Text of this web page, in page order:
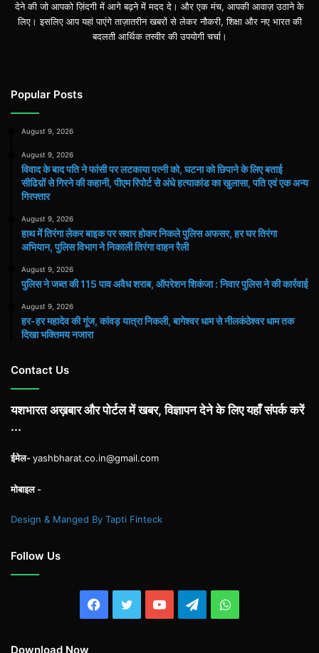
देने की जो आपको ज़िंदगी में आगे बढ़ने में मदद दे। और एक मंच, आपकी आवाज़ उठाने के
लिए। इसलिए आप यहां पाएंगे ताज़ातरीन खबरों से लेकर नौकरी, शिक्षा और नए भारत की
बदलती आर्थिक तस्वीर की उपयोगी चर्चा।
Popular Posts
August 9, 2026
August 9, 2026
विवाद के बाद पति ने फांसी पर लटकाया पत्नी को, घटना को छिपाने के लिए बताई
सीढिय़ों से गिरने की कहानी, पीएम रिपोर्ट से अंधे हत्याकांड का खुलासा, पति एवं एक अन्य
गिरफ्तार
August 9, 2026
हाथ मेंं तिरंगा लेकर बाइक पर सवार होकर निकले पुलिस अफसर, हर घर तिरंगा
अभियान, पुलिस विभाग ने निकाली तिरंगा वाहन रैली
August 9, 2026
पुलिस ने जब्त की 115 पाव अवैध शराब, ऑपरेशन शिकंजा : निवार पुलिस ने की कार्रवाई
August 9, 2026
हर-हर महादेव की गूंज, कांवड़ यात्रा निकली, बागेश्वर धाम से नीलकंठेश्वर धाम तक
दिखा भक्तिमय नजारा
Contact Us
यशभारत अख़बार और पोर्टल में खबर, विज्ञापन देने के लिए यहाँ संपर्क करें
...
ईमेल-yashbharat.co.in@gmail.com
मोबाइल -
Design & Manged By Tapti Finteck
Follow Us
Facebook
TwitterYouTubeTelegramWhatsApp
Download Now